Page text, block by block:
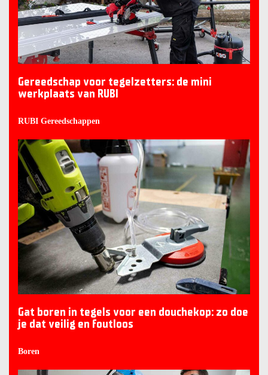
Gereedschap voor tegelzetters: de mini
werkplaats van RUBI
RUBI Gereedschappen
Gat boren in tegels voor een douchekop: zo doe
je dat veilig en foutloos
Boren